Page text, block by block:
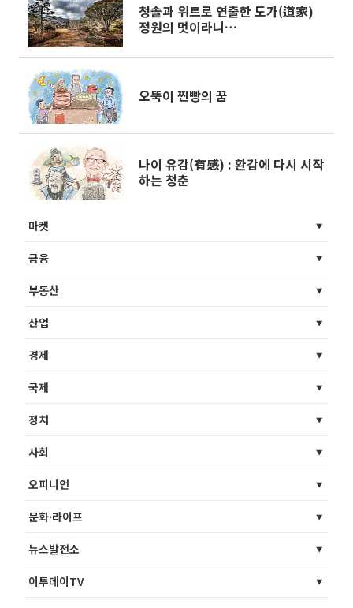
청솔과 위트로 연출한 도가(道家)
정원의 멋이라니…
오뚝이 찐빵의 꿈
나이 유감(有感) : 환갑에 다시 시작
하는 청춘
마켓
금융
부동산
산업
경제
국제
정치
사회
오피니언
문화·라이프
뉴스발전소
이투데이TV